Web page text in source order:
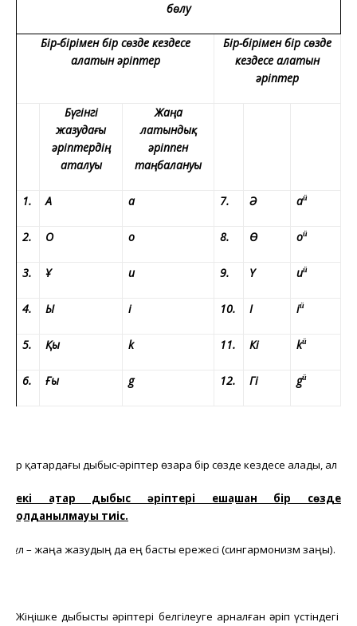
бөлу
Бір-бірімен бір сөзде кездесе
алатын әріптер
Бір-бірімен бір сөзде
кездесе алатын
әріптер
Бүгінгі
жазудағы
әріптердің
аталуы
Жаңа
латындық
әріппен
таңбалануы
1. А a 7. Ә aü
2. О o 8. Ө oü
3. Ұ u 9. Ү uü
4. Ы i 10. І iü
5. Қы k 11. Кі kü
6. Ғы g 12. Гі gü
Әр қатардағы дыбыс-әріптер өзара бір сөзде кездесе алады, ал
екі қатар дыбыс әріптері ешқашан бір сөзде
қолданылмауы тиіс.
Бұл – жаңа жазудың да ең басты ережесі (сингармонизм заңы).
Жіңішке дыбысты әріптері белгілеуге арналған әріп үстіндегі